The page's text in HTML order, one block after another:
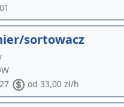
sortowacz
od 33,00 zł/h